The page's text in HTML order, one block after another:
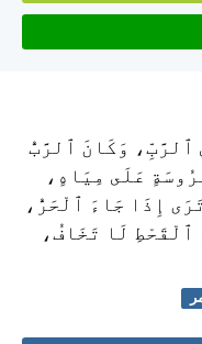
ٱلرَّبِّ، وَكَانَ ٱلرَّبُّ
عَلَى مِيَاهٍ،
إِذَا جَاءَ ٱلْحَرُّ،
ٱلْقَحْطِ لَا تَخَافُ،